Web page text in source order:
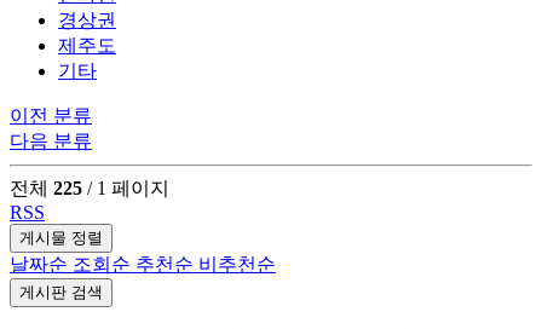
경상권
제주도
기타
이전 분류
다음 분류
전체 225 / 1 페이지
RSS
게시물 정렬
날짜순 조회순 추천순 비추천순
게시판 검색